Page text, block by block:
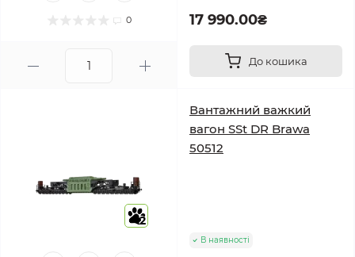
0 17 990.00₴
До кошика
2
Вантажний важкий
вагон SSt DR Brawa
50512
В наявності